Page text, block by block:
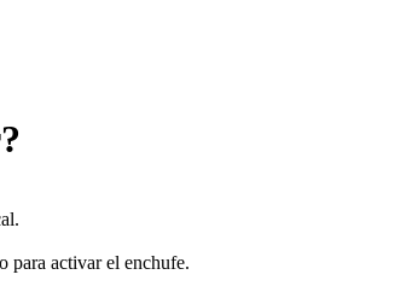
para activar el enchufe.